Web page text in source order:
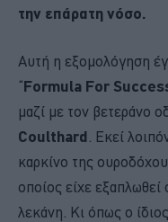
την επάρατη νόσο.
Αυτή η εξομολόγηση
“Formula For
μαζί με τον βετεράνο
Coulthard . Εκεί
καρκίνο της
οποίος είχε
λεκάνη. Κι όπως ο